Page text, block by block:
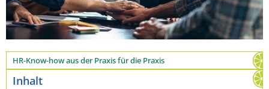
HR-Know-how aus der Praxis für die Praxis
Inhalt